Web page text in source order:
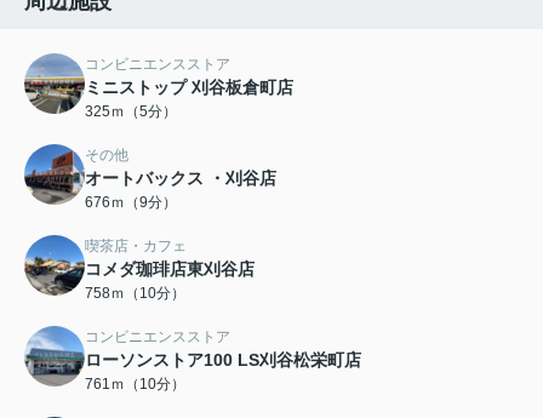
コンビニエンスストア
ミニストップ 刈谷板倉町店
325ｍ（5分）
その他
オートバックス ・刈谷店
676ｍ（9分）
喫茶店・カフェ
コメダ珈琲店東刈谷店
758ｍ（10分）
コンビニエンスストア
ローソンストア100 LS刈谷松栄町店
761ｍ（10分）